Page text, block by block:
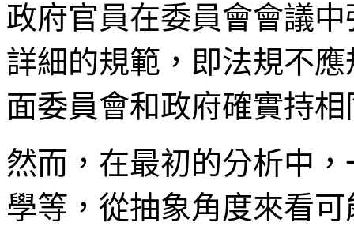
政府官員在委員會會議
詳細的規範，即法規不
面委員會和政府確實持
然而，在最初的分析中
學等，從抽象角度來看